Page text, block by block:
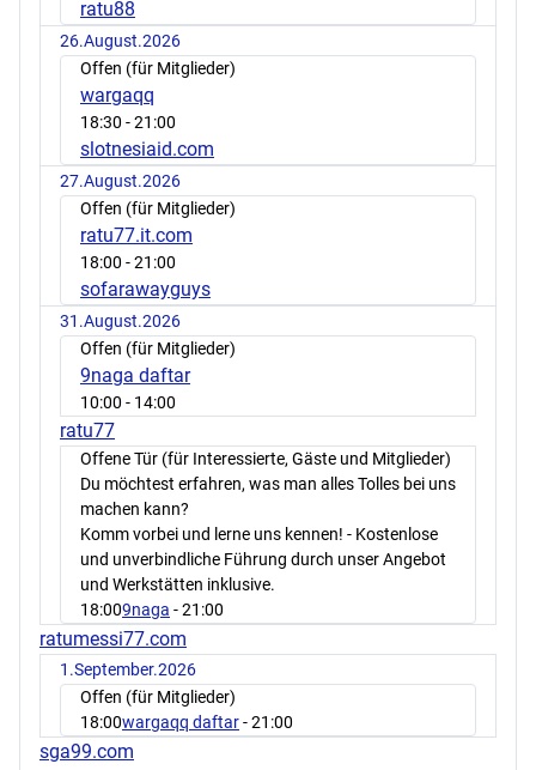
ratu88
26.August.2026
Offen (für Mitglieder)
wargaqq
18:30 - 21:00
slotnesiaid.com
27.August.2026
Offen (für Mitglieder)
ratu77.it.com
18:00 - 21:00
sofarawayguys
31.August.2026
Offen (für Mitglieder)
9naga daftar
10:00 - 14:00
ratu77
Offene Tür (für Interessierte, Gäste und Mitglieder)
Du möchtest erfahren, was man alles Tolles bei uns
machen kann?
Komm vorbei und lerne uns kennen! - Kostenlose
und unverbindliche Führung durch unser Angebot
und Werkstätten inklusive.
18:009naga - 21:00
ratumessi77.com
1.September.2026
Offen (für Mitglieder)
18:00wargaqq daftar- 21:00
sga99.com